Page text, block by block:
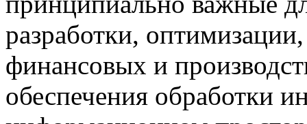
разработки,
финансовых и
обеспечения обработки